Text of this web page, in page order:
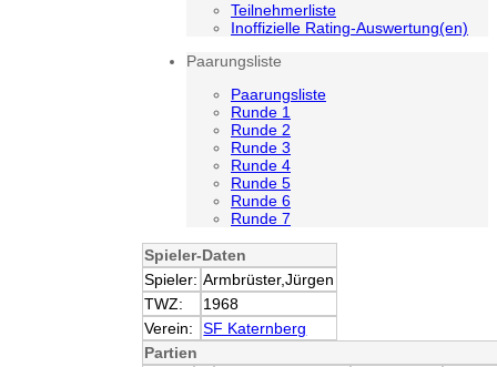
Teilnehmerliste
Inoffizielle Rating-Auswertung(en)
Paarungsliste
Paarungsliste
Runde 1
Runde 2
Runde 3
Runde 4
Runde 5
Runde 6
Runde 7
Spieler-Daten
Spieler: Armbrüster,Jürgen
TWZ:
1968
Verein:
SF Katernberg
Partien